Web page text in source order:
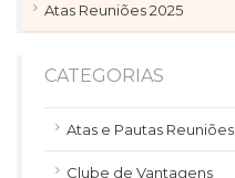
Atas Reuniões 2025
CATEGORIAS
Atas e Pautas Reuniões
Clube de Vantagens